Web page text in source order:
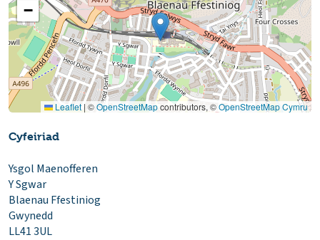
−
Leaflet | ©OpenStreetMapcontributors, ©OpenStreetMap Cymru
Cyfeiriad
Ysgol Maenofferen
Y Sgwar
Blaenau Ffestiniog
Gwynedd
LL41 3UL